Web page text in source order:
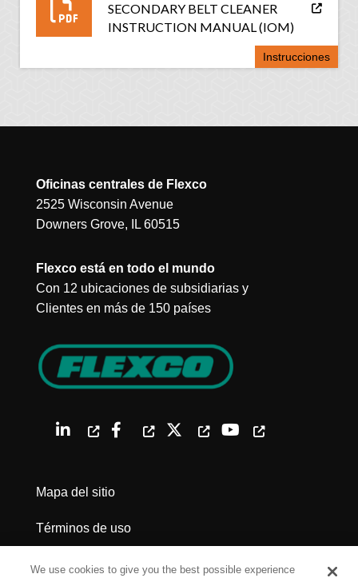
SECONDARY BELT CLEANER
INSTRUCTION MANUAL (IOM)
Instrucciones
Oficinas centrales de Flexco
2525 Wisconsin Avenue
Downers Grove, IL 60515
Flexco está en todo el mundo
Con 12 ubicaciones de subsidiarias y
Clientes en más de 150 países
Mapa del sitio
Términos de uso
Política de privacidad
We use cookies to give you the best possible experience